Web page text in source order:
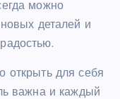
можно
деталей и
открыть для себя
важна и каждый